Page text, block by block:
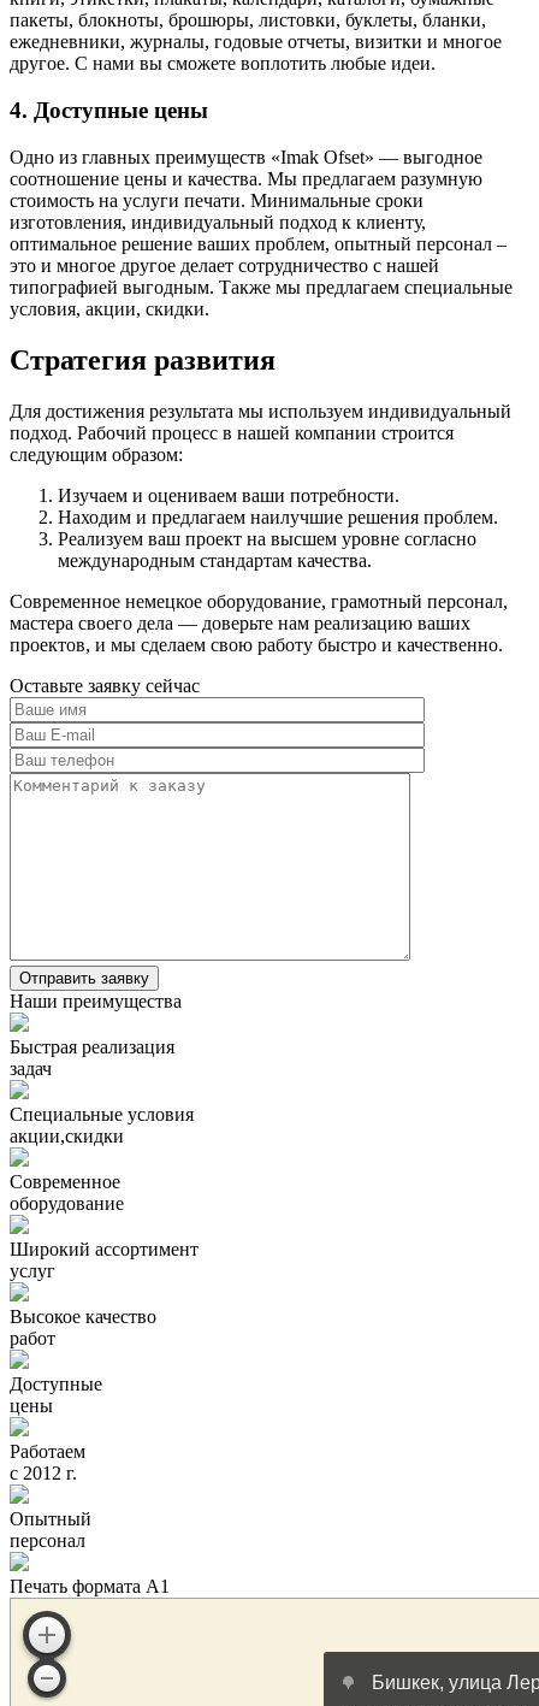
пакеты, блокноты, брошюры, листовки, буклеты, бланки,
ежедневники, журналы, годовые отчеты, визитки и многое
другое. С нами вы сможете воплотить любые идеи.
4. Доступные цены
Одно из главных преимуществ «Imak Ofset» — выгодное
соотношение цены и качества. Мы предлагаем разумную
стоимость на услуги печати. Минимальные сроки
изготовления, индивидуальный подход к клиенту,
оптимальное решение ваших проблем, опытный персонал –
это и многое другое делает сотрудничество с нашей
типографией выгодным. Также мы предлагаем специальные
условия, акции, скидки.
Стратегия развития
Для достижения результата мы используем индивидуальный
подход. Рабочий процесс в нашей компании строится
следующим образом:
Изучаем и оцениваем ваши потребности.
Находим и предлагаем наилучшие решения проблем.
Реализуем ваш проект на высшем уровне согласно
международным стандартам качества.
Современное немецкое оборудование, грамотный персонал,
мастера своего дела — доверьте нам реализацию ваших
проектов, и мы сделаем свою работу быстро и качественно.
Оставьте заявку сейчас
Наши преимущества
Быстрая реализация
задач
Специальные условия
акции,скидки
Современное
оборудование
Широкий ассортимент
услуг
Высокое качество
работ
Доступные
цены
Работаем
с 2012 г.
Опытный
персонал
Печать формата А1